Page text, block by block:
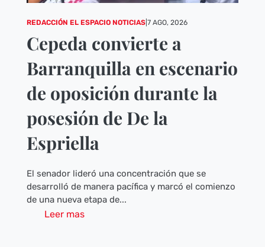
REDACCIÓN EL ESPACIO NOTICIAS| 7 AGO, 2026
Cepeda convierte a
Barranquilla en escenario
de oposición durante la
posesión de De la
Espriella
El senador lideró una concentración que se
desarrolló de manera pacífica y marcó el comienzo
de una nueva etapa de...
Leer mas